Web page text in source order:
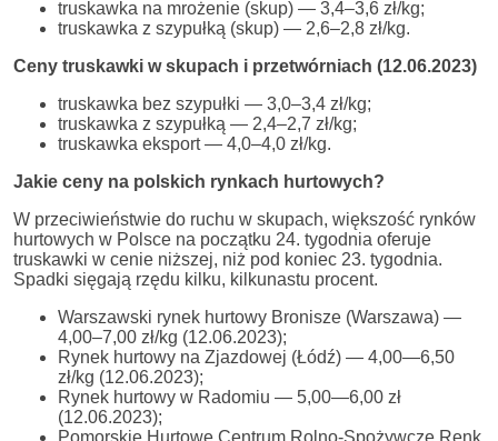
truskawka na mrożenie (skup) — 3,4–3,6 zł/kg;
truskawka z szypułką (skup) — 2,6–2,8 zł/kg.
Ceny truskawki w skupach i przetwórniach (12.06.2023)
truskawka bez szypułki — 3,0–3,4 zł/kg;
truskawka z szypułką — 2,4–2,7 zł/kg;
truskawka eksport — 4,0–4,0 zł/kg.
Jakie ceny na polskich rynkach hurtowych?
W przeciwieństwie do ruchu w skupach, większość rynków
hurtowych w Polsce na początku 24. tygodnia oferuje
truskawki w cenie niższej, niż pod koniec 23. tygodnia.
Spadki sięgają rzędu kilku, kilkunastu procent.
Warszawski rynek hurtowy Bronisze (Warszawa) —
4,00–7,00 zł/kg (12.06.2023);
Rynek hurtowy na Zjazdowej (Łódź) — 4,00—6,50
zł/kg (12.06.2023);
Rynek hurtowy w Radomiu — 5,00—6,00 zł
(12.06.2023);
Pomorskie Hurtowe Centrum Rolno-Spożywcze Renk